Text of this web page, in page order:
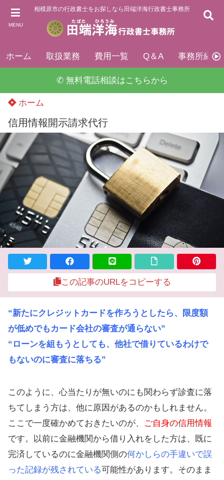
MENU
相模原市の行政書士をお探しなら田端洋海行政書士事務所
ホーム 取扱業務 費用一覧 Q＆A 事務所紹介
✆ 無料電話相談はこちらから
ホーム
信用情報開示請求代行
この記事のURLをコピーする
“新たにクレジットカードを作ろうとしたら、限度額
が低めでもカード会社の審査が通らない”
“ローンを組もうとしても、他社で借りているわけで
もないのに審査に落ちる”
このように、心当たりが無いのにも関わらず診査に落
ちてしまう方は、他に原因があるのかもしれません。
ここで一度確かめておきたいのが、
ご自身の信用情報
です。以前に金融機関から借り入れをした方は、既に
完済しているのに金融機関側の何かしらの手違いで誤
った記録が残されている可能性があります。そのまま